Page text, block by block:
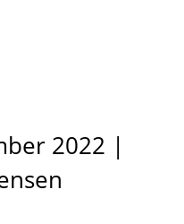
2022 |